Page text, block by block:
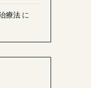
療法に